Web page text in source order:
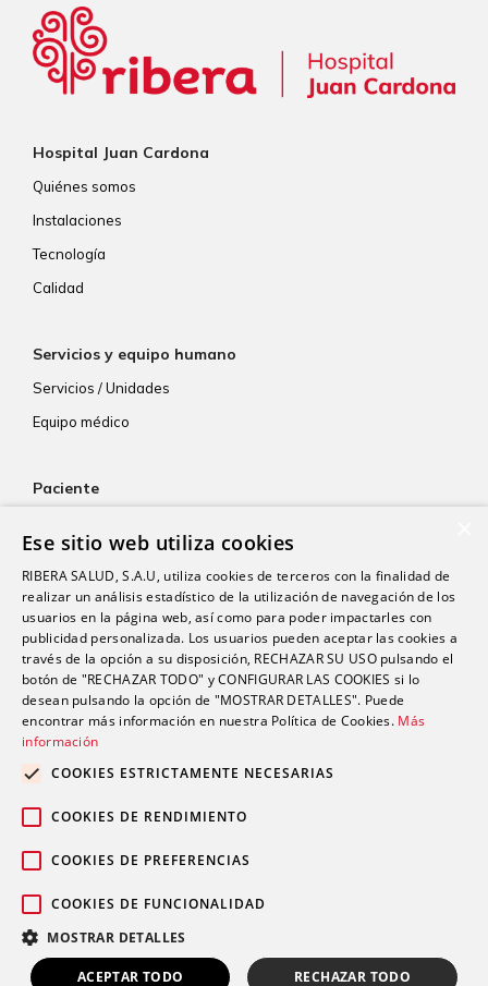
Hospital Juan Cardona
Quiénes somos
Instalaciones
Tecnología
Calidad
Servicios y equipo humano
Servicios / Unidades
Equipo médico
Paciente
Aseguradoras
Resultados de laboratorio
Consentimiento informado
Paciente internacional
Actualidad
Contacto
Registro Sanitario C-15-000192
© 2026 Grupo Sanitario Ribera
| Aviso legal|Política de privacidad
Ese sitio web utiliza cookies
RIBERA SALUD, S.A.U, utiliza cookies de terceros con la finalidad de
realizar un análisis estadístico de la utilización de navegación de los
usuarios en la página web, así como para poder impactarles con
publicidad personalizada. Los usuarios pueden aceptar las cookies a
través de la opción a su disposición, RECHAZAR SU USO pulsando el
botón de "RECHAZAR TODO" y CONFIGURAR LAS COOKIES si lo
desean pulsando la opción de "MOSTRAR DETALLES". Puede
encontrar más información en nuestra Política de Cookies. Más
información
COOKIES ESTRICTAMENTE NECESARIAS
COOKIES DE RENDIMIENTO
COOKIES DE PREFERENCIAS
COOKIES DE FUNCIONALIDAD
MOSTRAR DETALLES
ACEPTAR TODO RECHAZAR TODO